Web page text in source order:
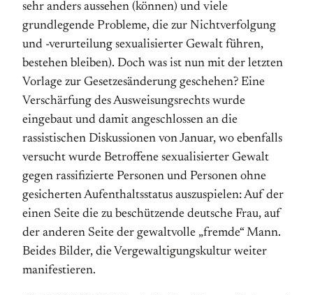
sehr anders aussehen (können) und viele
grundlegende Probleme, die zur Nichtverfolgung
und -verurteilung sexualisierter Gewalt führen,
bestehen bleiben). Doch was ist nun mit der letzten
Vorlage zur Gesetzesänderung geschehen? Eine
Verschärfung des Ausweisungsrechts wurde
eingebaut und damit angeschlossen an die
rassistischen Diskussionen von Januar, wo ebenfalls
versucht wurde Betroffene sexualisierter Gewalt
gegen rassifizierte Personen und Personen ohne
gesicherten Aufenthaltsstatus auszuspielen: Auf der
einen Seite die zu beschützende deutsche Frau, auf
der anderen Seite der gewaltvolle „fremde“ Mann.
Beides Bilder, die Vergewaltigungskultur weiter
manifestieren.